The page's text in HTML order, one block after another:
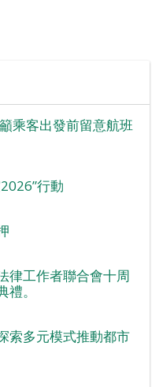
乘客出發前留意航班
行動
律工作者聯合會十周
。
索多元模式推動都市